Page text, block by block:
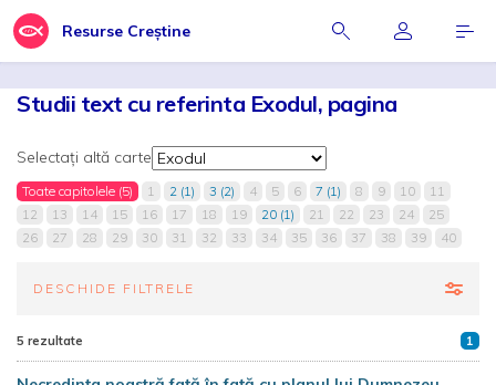
Resurse Creștine
Studii text cu referinta Exodul, pagina
Selectați altă carte
Toate capitolele (5) 1 2 (1) 3 (2) 4 5 6 7 (1) 8 9 10
11
12
13 14 15 16 17 18 19 20 (1) 21 22 23 24
25
26
27 28 29 30 31 32 33 34 35 36 37 38 39 40
DESCHIDE FILTRELE
5 rezultate 1